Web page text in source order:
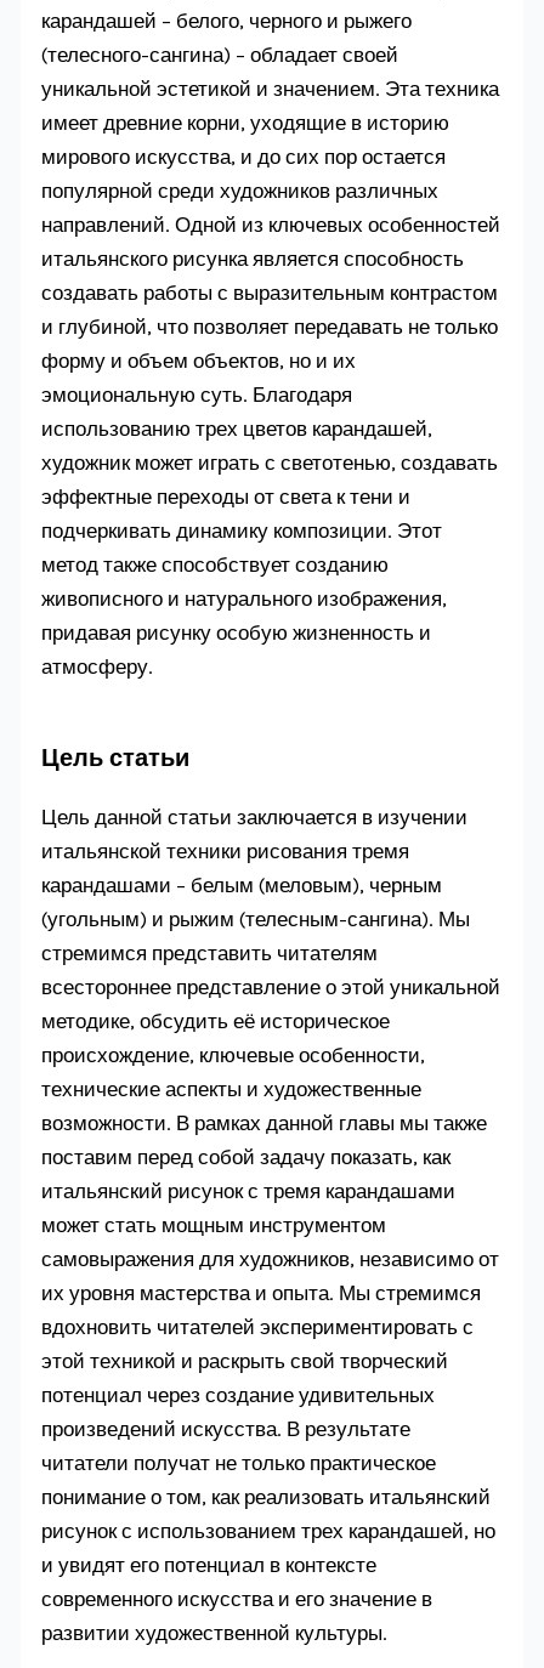
карандашей – белого, черного и рыжего
(телесного-сангина) – обладает своей
уникальной эстетикой и значением. Эта техника
имеет древние корни, уходящие в историю
мирового искусства, и до сих пор остается
популярной среди художников различных
направлений. Одной из ключевых особенностей
итальянского рисунка является способность
создавать работы с выразительным контрастом
и глубиной, что позволяет передавать не только
форму и объем объектов, но и их
эмоциональную суть. Благодаря
использованию трех цветов карандашей,
художник может играть с светотенью, создавать
эффектные переходы от света к тени и
подчеркивать динамику композиции. Этот
метод также способствует созданию
живописного и натурального изображения,
придавая рисунку особую жизненность и
атмосферу.
Цель статьи
Цель данной статьи заключается в изучении
итальянской техники рисования тремя
карандашами – белым (меловым), черным
(угольным) и рыжим (телесным-сангина). Мы
стремимся представить читателям
всестороннее представление о этой уникальной
методике, обсудить её историческое
происхождение, ключевые особенности,
технические аспекты и художественные
возможности. В рамках данной главы мы также
поставим перед собой задачу показать, как
итальянский рисунок с тремя карандашами
может стать мощным инструментом
самовыражения для художников, независимо от
их уровня мастерства и опыта. Мы стремимся
вдохновить читателей экспериментировать с
этой техникой и раскрыть свой творческий
потенциал через создание удивительных
произведений искусства. В результате
читатели получат не только практическое
понимание о том, как реализовать итальянский
рисунок с использованием трех карандашей, но
и увидят его потенциал в контексте
современного искусства и его значение в
развитии художественной культуры.